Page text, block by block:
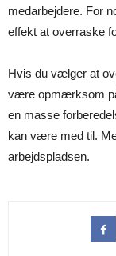
medarbejdere. For
effekt at overraske
Hvis du vælger at
være opmærksom
en masse
kan være med til.
arbejdspladsen.